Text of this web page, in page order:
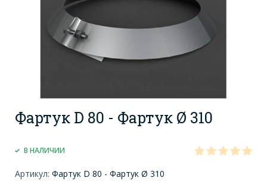
Фартук D 80 - Фартук Ø 310
В НАЛИЧИИ
Артикул: Фартук D 80 - Фартук Ø 310